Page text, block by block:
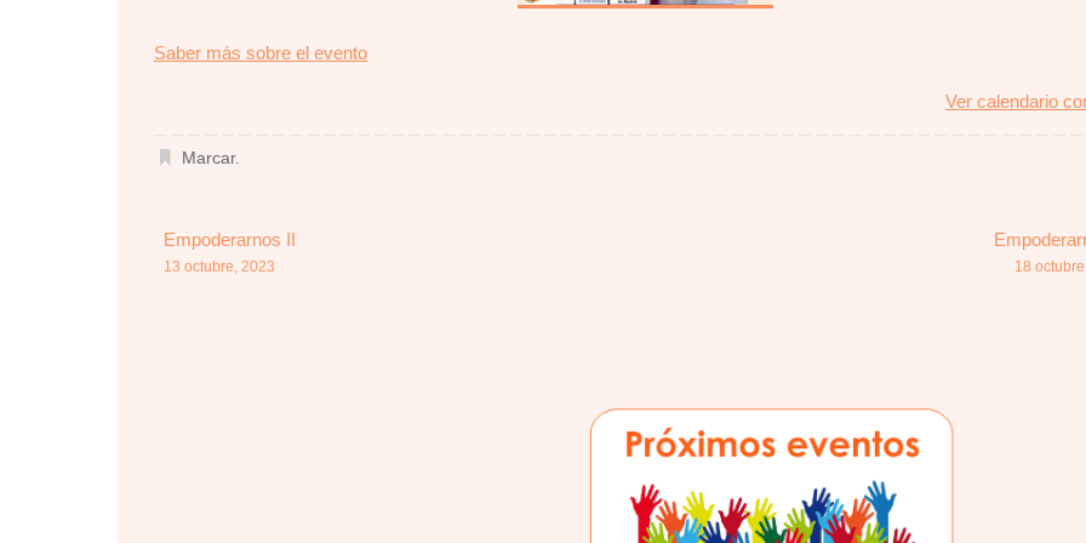
Saber más sobre el eventoabout
Ver calendario
Marcar.
Empoderarnos II
13 octubre, 2023 18